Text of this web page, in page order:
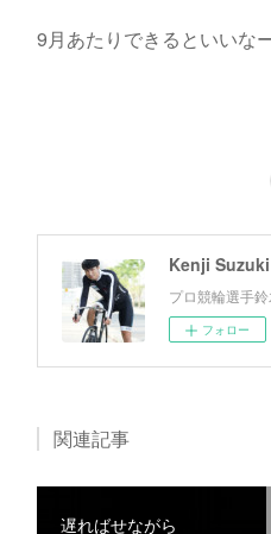
9月あたりできるといいな
Kenji Suzuki
プロ競輪選手
フォロー
関連記事
遅ればせながら